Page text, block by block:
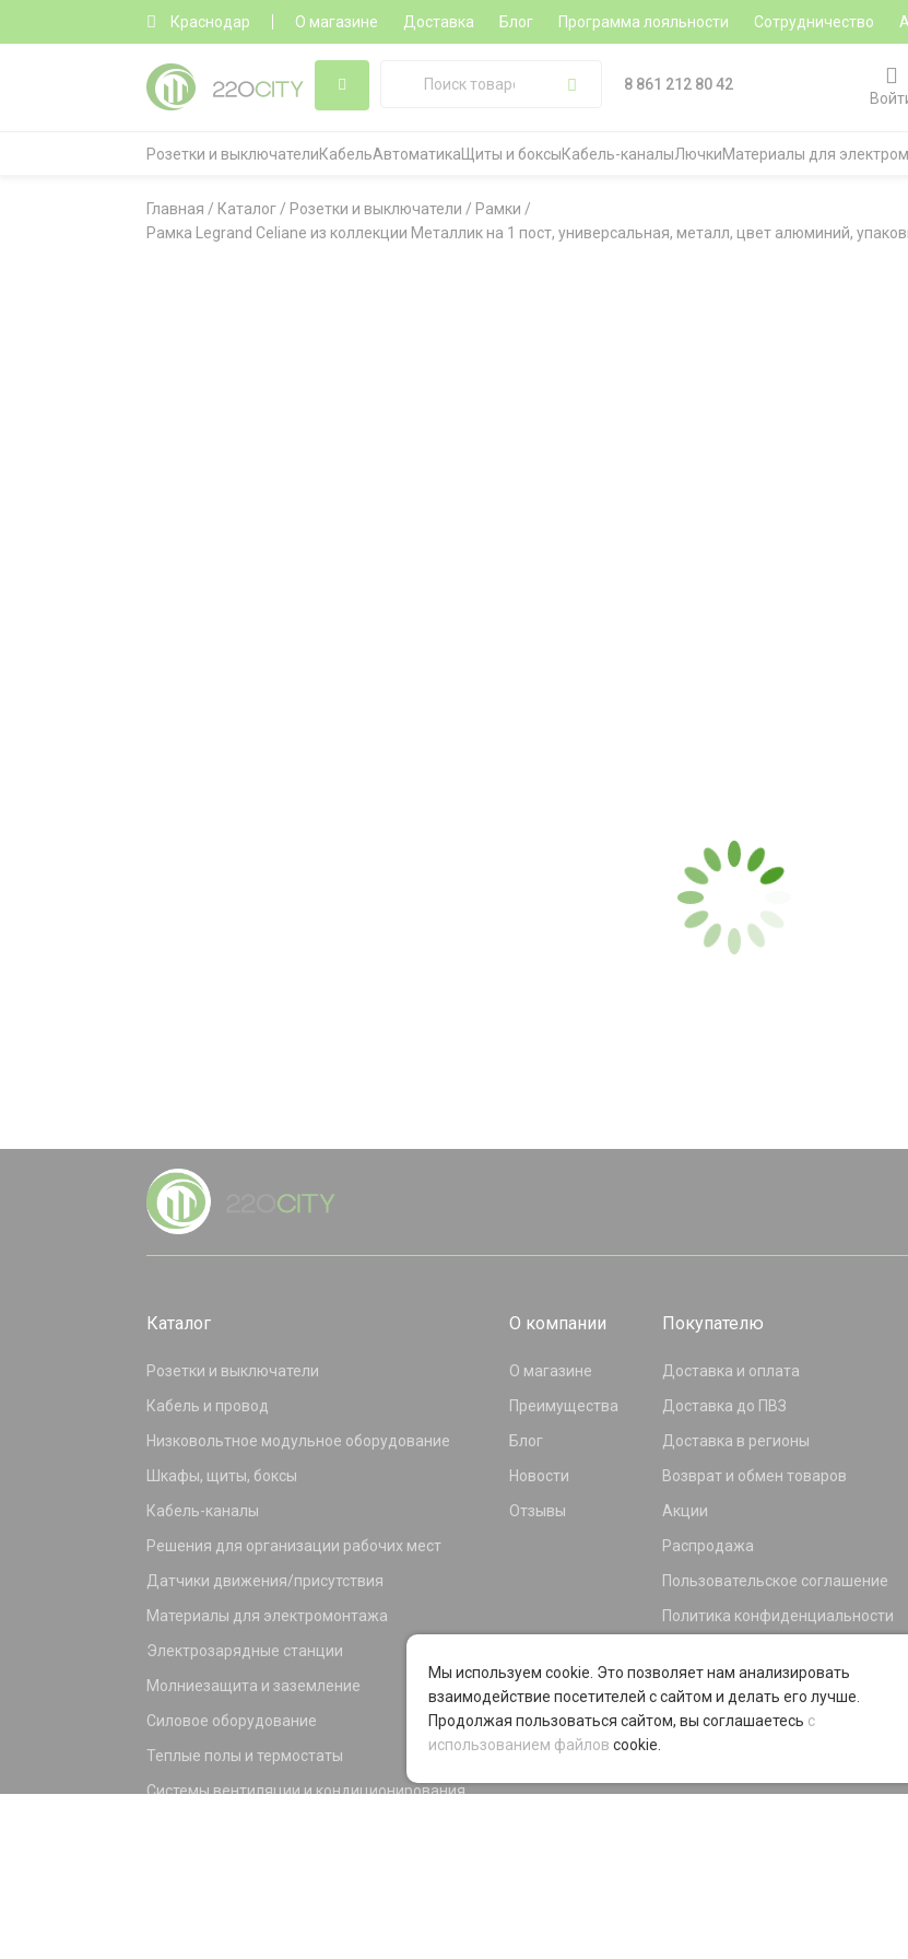
Краснодар О магазине Доставка Блог Программа лояльности Сотрудничество
8 861 212 80 42
Розетки и выключателиКабельАвтоматика Щиты и боксыКабель-каналыЛючкиМатериалы для
Главная / Каталог / Розетки и выключатели / Рамки /
Рамка Legrand Celiane из коллекции Металлик на 1 пост, универсальная, металл, цвет алюминий,
Каталог
Розетки и выключатели
Кабель и провод
Низковольтное модульное оборудование
Шкафы, щиты, боксы
Кабель-каналы
Решения для организации рабочих мест
Датчики движения/присутствия
Материалы для электромонтажа
Электрозарядные станции
Молниезащита и заземление
Силовое оборудование
Теплые полы и термостаты
Системы вентиляции и кондиционирования
О компании
О магазине
Преимущества
Блог
Новости
Отзывы
Покупателю
Доставка и оплата
Доставка до ПВЗ
Доставка в регионы
Возврат и обмен товаров
Акции
Распродажа
Пользовательское соглашение
Политика конфиденциальности
Программа лояльности
Мы используем cookie. Это позволяет нам анализировать
взаимодействие посетителей с сайтом и делать его лучше.
Продолжая пользоваться сайтом, вы соглашаетесь с
использованием файлов cookie.